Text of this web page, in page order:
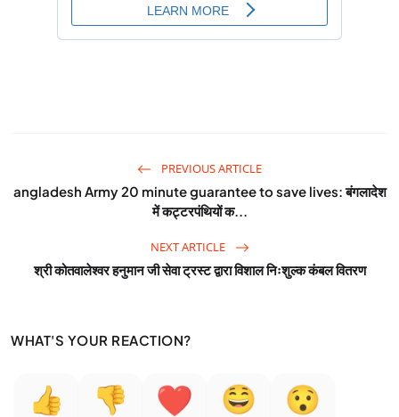
PREVIOUS ARTICLE
angladesh Army 20 minute guarantee to save lives: बंगलादेश
में कट्टरपंथियों क...
NEXT ARTICLE
श्री कोतवालेश्वर हनुमान जी सेवा ट्रस्ट द्वारा विशाल निःशुल्क कंबल वितरण
WHAT'S YOUR REACTION?